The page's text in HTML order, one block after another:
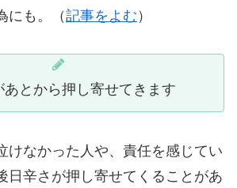
にも。（記事をよむ ）
あとから押し寄せてきます
けなかった人や、責任を感じてい
日辛さが押し寄せてくることがあ